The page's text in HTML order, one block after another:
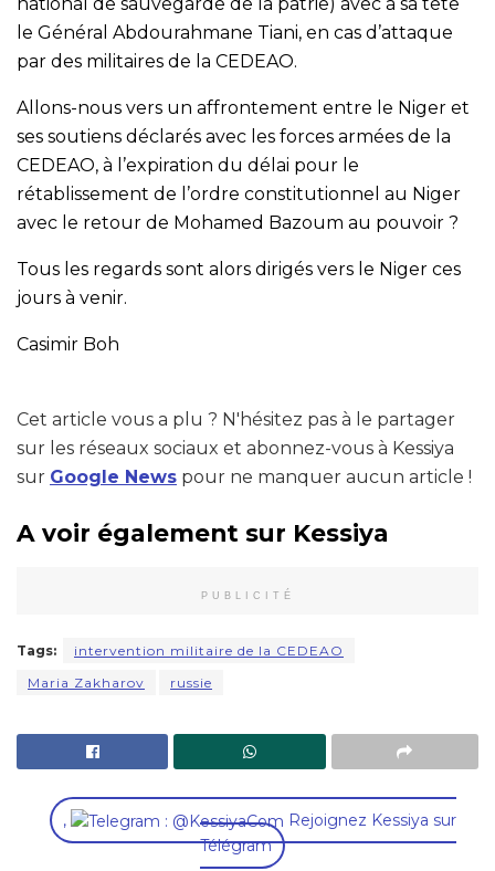
le Général Abdourahmane Tiani, en cas d’attaque
par des militaires de la CEDEAO.
Allons-nous vers un affrontement entre le Niger et
ses soutiens déclarés avec les forces armées de la
CEDEAO, à l’expiration du délai pour le
rétablissement de l’ordre constitutionnel au Niger
avec le retour de Mohamed Bazoum au pouvoir ?
Tous les regards sont alors dirigés vers le Niger ces
jours à venir.
Casimir Boh
Cet article vous a plu ? N'hésitez pas à le partager
sur les réseaux sociaux et abonnez-vous à Kessiya
sur Google News pour ne manquer aucun article !
A voir également sur Kessiya
PUBLICITÉ
Tags:
intervention militaire de la CEDEAO
Maria Zakharov
russie
,
Rejoignez Kessiya sur
Télégram